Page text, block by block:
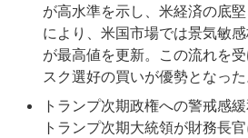
が高水準を示し、米経済の底
により、米国市場では景気敏
が最高値を更新。この流れを
スク選好の買いが優勢となった
トランプ次期政権への警戒感
トランプ次期大統領が財務長